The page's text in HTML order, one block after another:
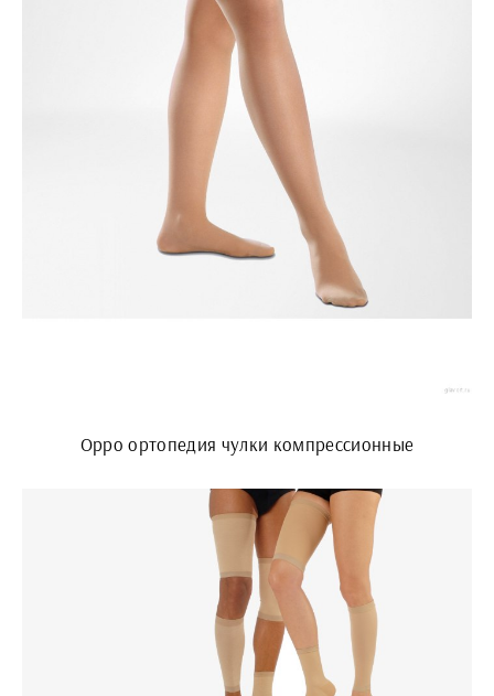
Oppo ортопедия чулки компрессионные